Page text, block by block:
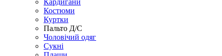
Кардигани
Костюми
Куртки
Пальто Д/С
Чоловічий одяг
Сукні